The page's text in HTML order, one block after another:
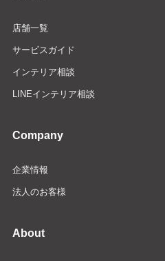
店舗一覧
サービスガイド
インテリア相談
LINEインテリア相談
Company
企業情報
法人のお客様
About